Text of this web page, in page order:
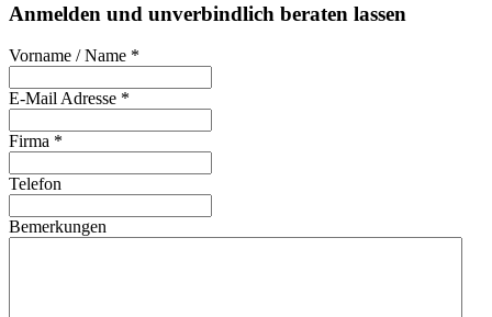
Anmelden und unverbindlich beraten lassen
Vorname / Name *
E-Mail Adresse *
Firma *
Telefon
Bemerkungen